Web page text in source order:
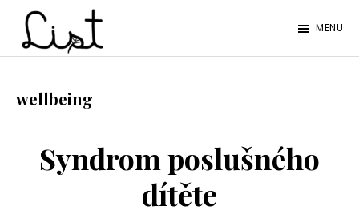
Skip
content
Skip
LIST
časopis
Litoměřice
MENU
wellbeing
Syndrom poslušného
dítěte